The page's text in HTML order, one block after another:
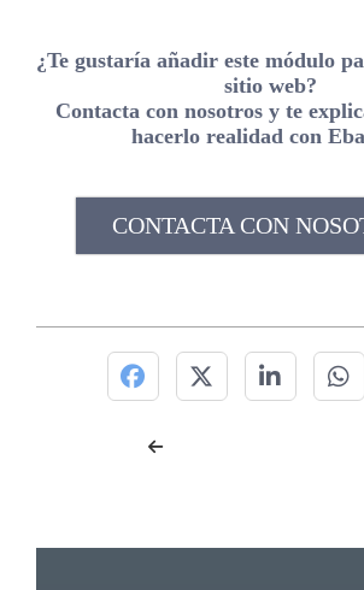
¿Te gustaría añadir este módulo
sitio web?
Contacta con nosotros y te
hacerlo realidad con
CONTACTA CON